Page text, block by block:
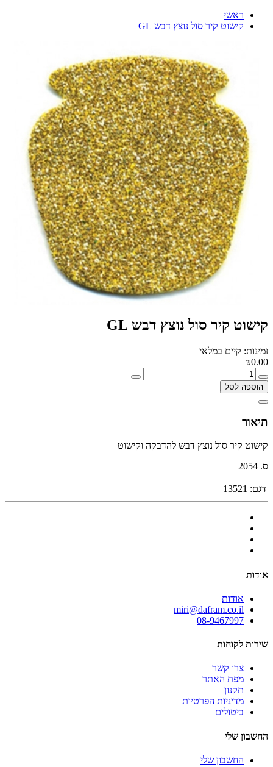
ראשי
קישוט קיר סול נוצץ דבש GL
קישוט קיר סול נוצץ דבש GL
זמינות: קיים במלאי
₪0.00
הוספה לסל
תיאור
קישוט קיר סול נוצץ דבש להדבקה וקישוט
ס. 2054
דגם: 13521
אודות
אודות
miri@dafram.co.il
08-9467997
שירות לקוחות
צרו קשר
מפת האתר
תקנון
מדיניות הפרטיות
ביטולים
החשבון שלי
החשבון שלי